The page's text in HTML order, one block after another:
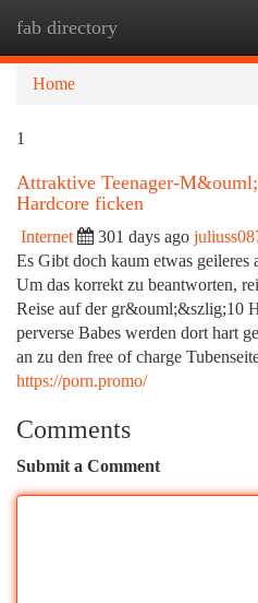
fab directory
Home
1
Attraktive Teenager-
Hardcore ficken
Internet 301 days ago
Es Gibt doch kaum etwas geileres
Um das korrekt zu beantworten,
Reise auf der gr&ouml;&szlig;10
perverse Babes werden dort hart
an zu den free of charge
https://porn.promo/
Comments
Submit a Comment